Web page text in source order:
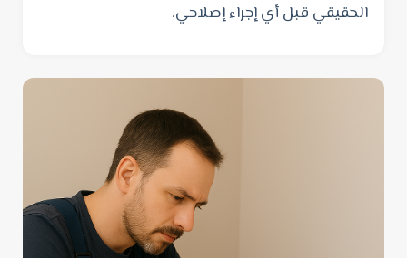
الحقيقي قبل أي إجراء إصلاحي.